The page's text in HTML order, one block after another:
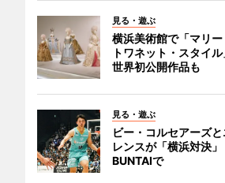
見る・遊ぶ
横浜美術館で「マリ
トワネット・スタイ
世界初公開作品も
見る・遊ぶ
ビー・コルセアーズ
レンスが「横浜対決
BUNTAIで